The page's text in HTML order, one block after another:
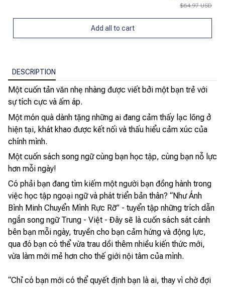
$64.97 USD
Add all to cart
DESCRIPTION
Một cuốn tản văn nhẹ nhàng được viết bởi một bạn trẻ với
sự tích cực và ấm áp.
Một món quà dành tặng những ai đang cảm thấy lạc lõng ở
hiện tại, khát khao được kết nối và thấu hiểu cảm xúc của
chính mình.
Một cuốn sách song ngữ cùng bạn học tập, cùng bạn nỗ lực
hơn mỗi ngày!
Có phải bạn đang tìm kiếm một người bạn đồng hành trong
việc học tập ngoại ngữ và phát triển bản thân? “Như Ánh
Bình Minh Chuyển Mình Rực Rỡ” - tuyển tập những trích dẫn
ngắn song ngữ Trung - Việt - Đây sẽ là cuốn sách sát cánh
bên bạn mỗi ngày, truyền cho bạn cảm hứng và động lực,
qua đó bạn có thể vừa trau dồi thêm nhiều kiến thức mới,
vừa làm mới mẻ hơn cho thế giới nội tâm của mình.
“Chỉ có bạn mới có thể quyết định bạn là ai, thay vì chờ đợi